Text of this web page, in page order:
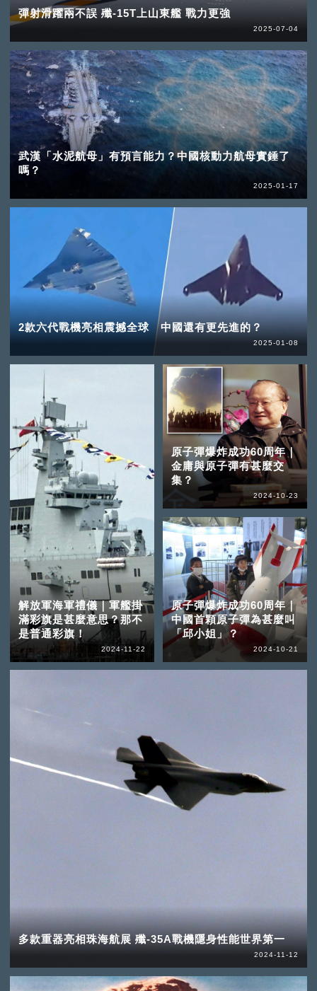
彈射滑躍兩不誤 殲-15T上山東艦 戰力更強
2025-07-04
武漢「水泥航母」有預言能力？中國核動力航母實錘了
嗎？
2025-01-17
2款六代戰機亮相震撼全球 中國還有更先進的？
2025-01-08
解放軍海軍禮儀｜軍艦掛
滿彩旗是甚麼意思？那不
是普通彩旗！
2024-11-22
多款重器亮相珠海航展 殲-35A戰機隱身性能世界第一
2024-11-12
原子彈爆炸成功60周年｜
金庸與原子彈有甚麼交
集？
2024-10-23
原子彈爆炸成功60周年｜
中國首顆原子彈為甚麼叫
「邱小姐」？
2024-10-21